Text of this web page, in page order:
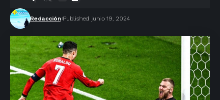
Redacción Published junio 19, 2024